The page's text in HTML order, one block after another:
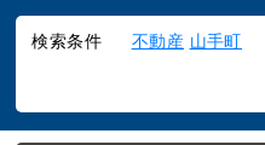
検索条件 不動産 山手町